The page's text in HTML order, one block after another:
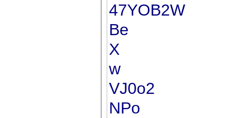
47YOB2W
Be
X
w
VJ0o2
NPo